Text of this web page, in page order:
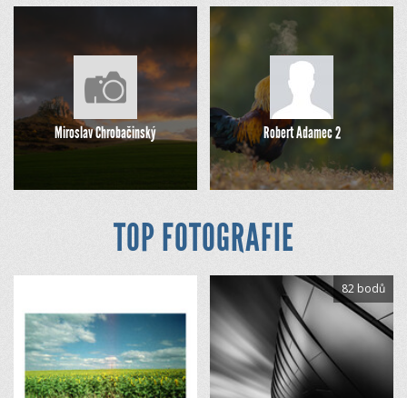
Miroslav Chrobačinský Robert Adamec 2
TOP FOTOGRAFIE
82 bodů